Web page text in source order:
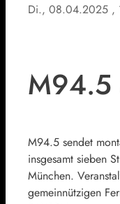
Di., 08.04.2025 ,
M94.5
M94.5 sendet
insgesamt sieben
München.
gemeinnützigen